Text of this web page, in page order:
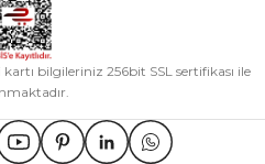
bilgileriniz 256bit SSL sertifikası ile